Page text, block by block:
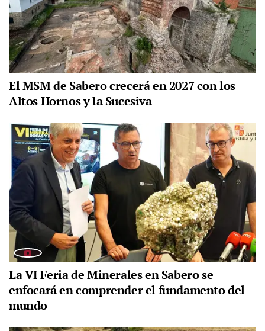
El MSM de Sabero crecerá en 2027 con los
Altos Hornos y la Sucesiva
La VI Feria de Minerales en Sabero se
enfocará en comprender el fundamento del
mundo